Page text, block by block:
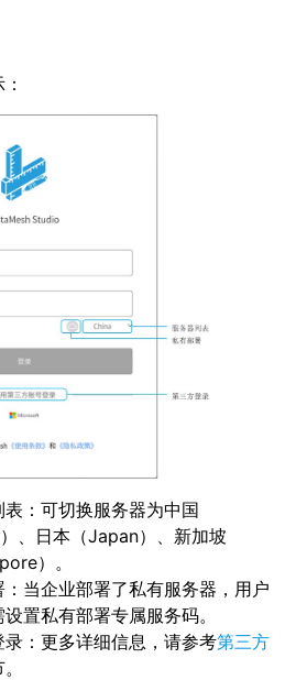
表：可切换服务器为中国
）、日本（Japan）、新加坡
）。
：当企业部署了私有服务器，用户
置私有部署专属服务码。
录：更多详细信息，请参考第三方